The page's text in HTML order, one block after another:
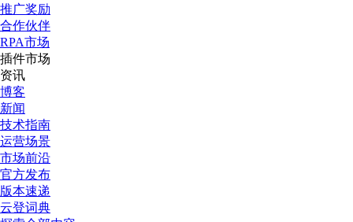
推广奖励
合作伙伴
RPA市场
插件市场
资讯
博客
新闻
技术指南
运营场景
市场前沿
官方发布
版本速递
云登词典